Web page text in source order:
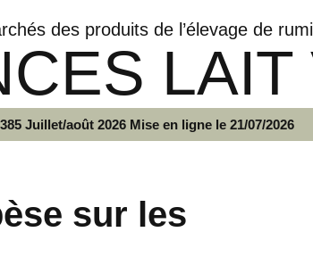
des produits de l’élevage de
LAIT
385 Juillet/août 2026 Mise en ligne le 21/07/2026
sur les